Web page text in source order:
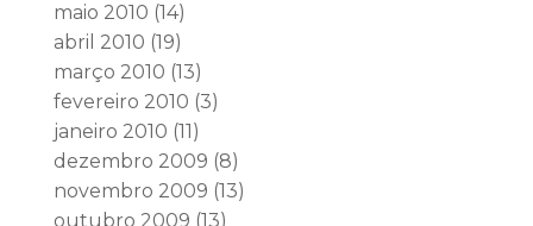
maio 2010 (14)
abril 2010 (19)
março 2010 (13)
fevereiro 2010 (3)
janeiro 2010 (11)
dezembro 2009 (8)
novembro 2009 (13)
outubro 2009 (13)